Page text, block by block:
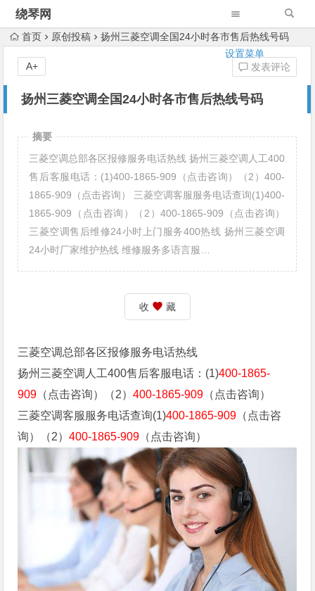
绕琴网
设置菜单
首页 原创投稿 扬州三菱空调全国24小时各市售后热线号码
扬州三菱空调全国24小时各市售后热线号码
发表评论
A+
摘要
三菱空调总部各区报修服务电话热线 扬州三菱空调人工400
售后客服电话：(1)400-1865-909（点击咨询）（2）400-
1865-909（点击咨询） 三菱空调客服服务电话查询(1)400-
1865-909（点击咨询）（2）400-1865-909（点击咨询）
三菱空调售后维修24小时上门服务400热线 扬州三菱空调
24小时厂家维护热线 维修服务多语言服…
收 藏
三菱空调总部各区报修服务电话热线
扬州三菱空调人工400售后客服电话：(1)400-1865-
909 （点击咨询）（2）400-1865-909 （点击咨询）
三菱空调客服服务电话查询(1)400-1865-909 （点击咨
询）（2）400-1865-909 （点击咨询）